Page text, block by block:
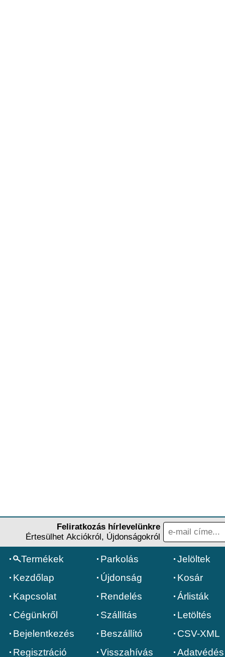
Feliratkozás hírlevelünkre
Értesülhet Akciókról, Újdonságokról
Termékek
Kezdőlap
Kapcsolat
Cégünkről
Bejelentkezés
Regisztráció
Parkolás
Újdonság
Rendelés
Szállítás
Beszállító
Visszahívás
Jelöltek
Kosár
Árlisták
Letöltés
CSV-XML
Adatvédés